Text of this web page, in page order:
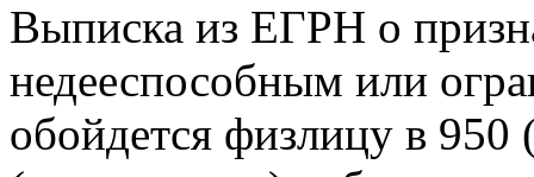
Выписка из ЕГРН о
недееспособным или
обойдется физлицу в